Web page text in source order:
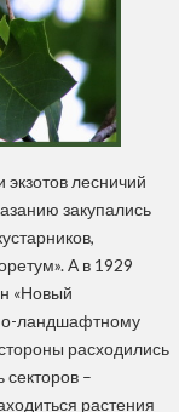
лесничий
закупались
А в 1929
«Новый
ландшафтному
расходились
–
растения